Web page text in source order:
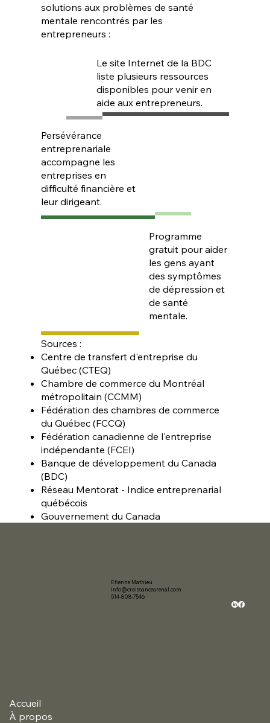
solutions aux problèmes de santé
mentale rencontrés par les
entrepreneurs :
Le site Internet de la BDC
liste plusieurs ressources
disponibles pour venir en
aide aux entrepreneurs.
Persévérance
entreprenariale
accompagne les
entreprises en
difficulté financière et
leur dirigeant.
Programme
gratuit pour aider
les gens ayant
des symptômes
de dépression et
de santé
mentale.
Sources :
Centre de transfert d'entreprise du
Québec (CTEQ)
Chambre de commerce du Montréal
métropolitain (CCMM)
Fédération des chambres de commerce
du Québec (FCCQ)
Fédération canadienne de l'entreprise
indépendante (FCEI)
Banque de développement du Canada
(BDC)
Réseau Mentorat - Indice entreprenarial
québécois
Gouvernement du Canada
Etienne Mathieu
info@croissancearenal.com
514-808-7546
Accueil
À propos